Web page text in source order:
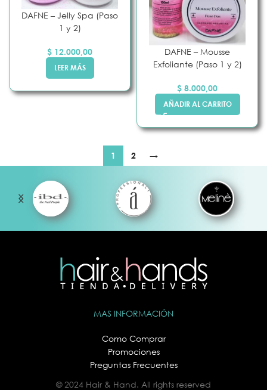
DAFNE – Jelly Spa (Paso
1 y 2)
$ 12.000,00
LEER MÁS
DAFNE – Mousse
Exfoliante (Paso 1 y 2)
$ 8.000,00
AÑADIR AL CARRITO
1 2 →
MAS INFORMACIÓN
Como Comprar
Promociones
Preguntas Frecuentes
© 2024 Hair & Hand. All rights reserved